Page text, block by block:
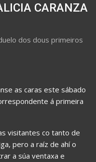
CARANZA
dos dous primeiros
as caras este sábado
á primeira
visitantes co tanto de
pero a raíz de ahí o
a súa ventaxa e